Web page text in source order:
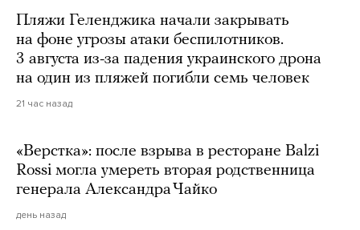
Пляжи Геленджика начали закрывать
на фоне угрозы атаки беспилотников.
3 августа из-за падения украинского дрона
на один из пляжей погибли семь человек
21 час назад
«Верстка»: после взрыва в ресторане Balzi
Rossi могла умереть вторая родственница
генерала Александра Чайко
день назад